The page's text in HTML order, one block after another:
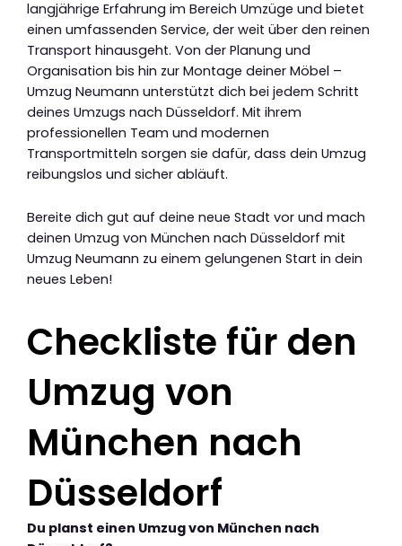
langjährige Erfahrung im Bereich Umzüge und bietet
einen umfassenden Service, der weit über den reinen
Transport hinausgeht. Von der Planung und
Organisation bis hin zur Montage deiner Möbel –
Umzug Neumann unterstützt dich bei jedem Schritt
deines Umzugs nach Düsseldorf. Mit ihrem
professionellen Team und modernen
Transportmitteln sorgen sie dafür, dass dein Umzug
reibungslos und sicher abläuft.
Bereite dich gut auf deine neue Stadt vor und mach
deinen Umzug von München nach Düsseldorf mit
Umzug Neumann zu einem gelungenen Start in dein
neues Leben!
Checkliste für den
Umzug von
München nach
Düsseldorf
Du planst einen Umzug von München nach